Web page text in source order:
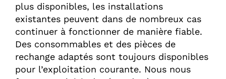
plus disponibles, les installations
existantes peuvent dans de nombreux cas
continuer à fonctionner de manière fiable.
Des consommables et des pièces de
rechange adaptés sont toujours disponibles
pour l’exploitation courante. Nous nous